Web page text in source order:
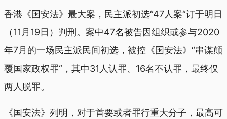
香港《国安法》最大案，民主派初选“47人案“订于明日
（11月19日）判刑。案中47名被告因组织或参与2020
年7月的一场民主派民间初选，被控《国安法》“串谋颠
覆国家政权罪“，其中31人认罪、16名不认罪，最终仅
两人脱罪。
《国安法》列明，对于首要或者罪行重大分子，最高可